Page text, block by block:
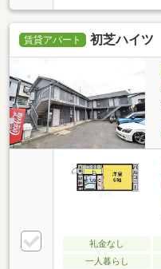
賃貸アパート 初芝ハイツ
礼金なし
一人暮らし